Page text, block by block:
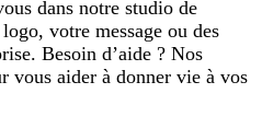
dans notre studio de
votre message ou des
Besoin d’aide ? Nos
vous aider à donner vie à vos